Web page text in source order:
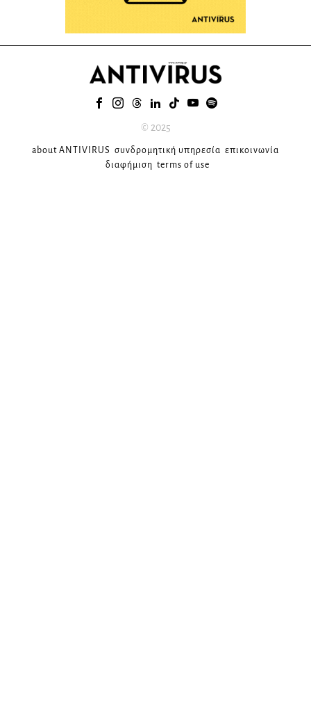
© 2025
about ANTIVIRUS συνδρομητική υπηρεσία επικοινωνία
διαφήμιση terms of use